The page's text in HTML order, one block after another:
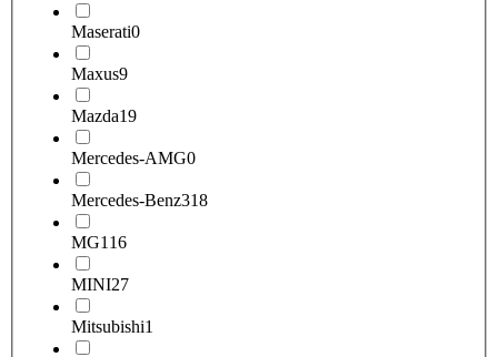
Maserati0
Maxus9
Mazda19
Mercedes-AMG0
Mercedes-Benz318
MG116
MINI27
Mitsubishi1